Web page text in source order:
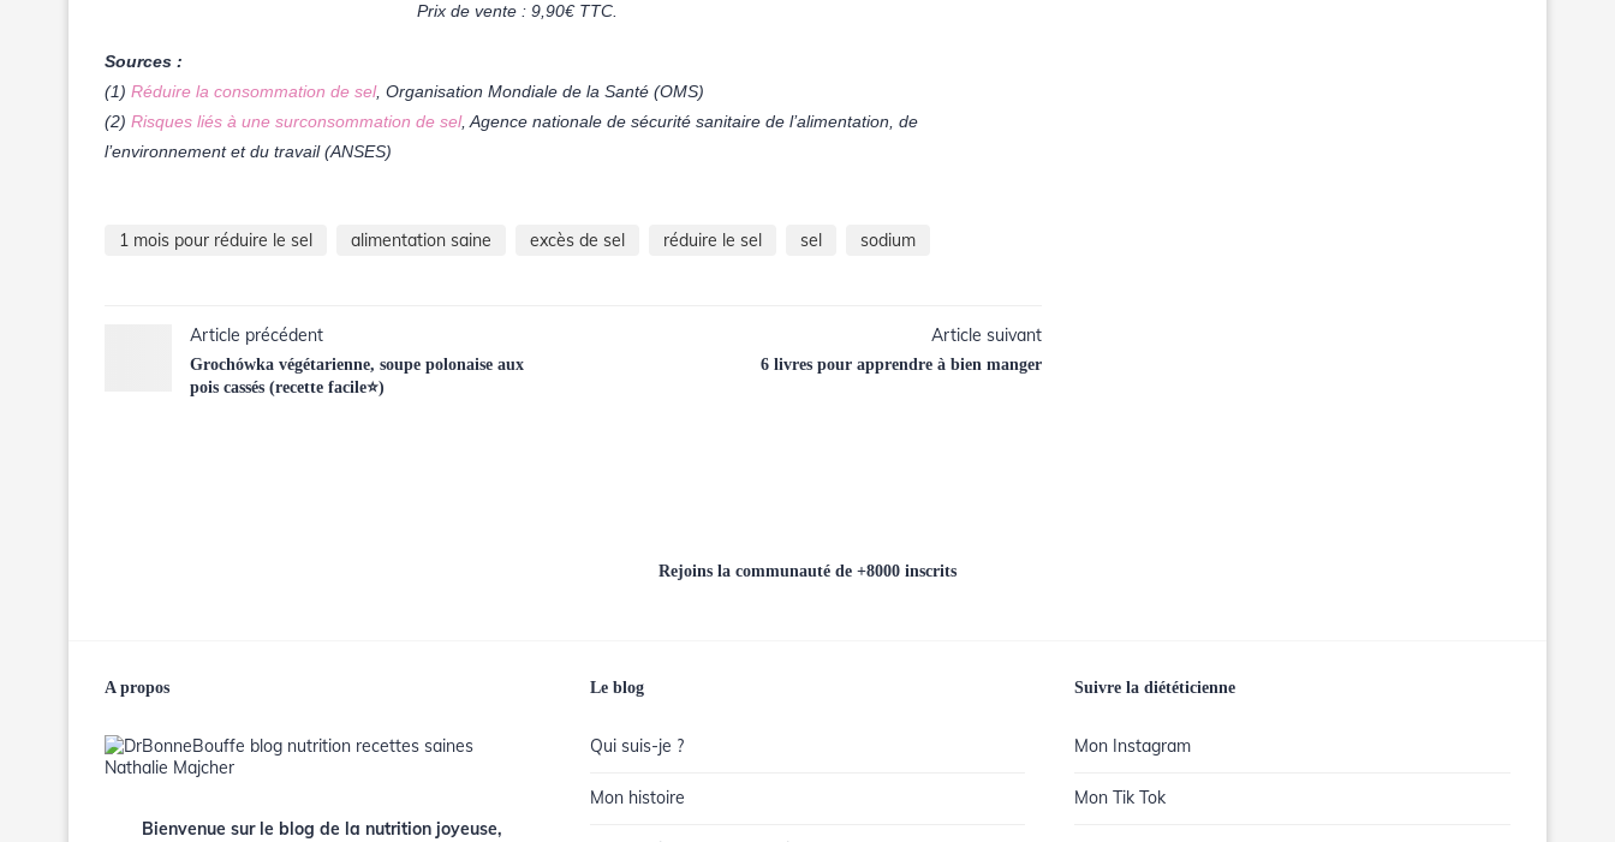
Prix de vente : 9,90€ TTC.
Sources :
(1) Réduire la consommation de sel, Organisation Mondiale de la Santé (OMS)
(2) Risques liés à une surconsommation de sel, Agence nationale de sécurité sanitaire de l’alimentation, de
l’environnement et du travail (ANSES)
1 mois pour réduire le sel alimentation saine excès de sel réduire le sel sel sodium
Article précédent
Grochówka végétarienne, soupe polonaise aux
pois cassés (recette facile⭐)
Article suivant
6 livres pour apprendre à bien manger
Rejoins la communauté de +8000 inscrits
A propos
Bienvenue sur le blog de la nutrition joyeuse,
Le blog
Qui suis-je ?
Mon histoire
Suivre la diététicienne
Mon Instagram
Mon Tik Tok